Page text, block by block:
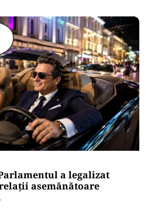
a legalizat
asemănătoare